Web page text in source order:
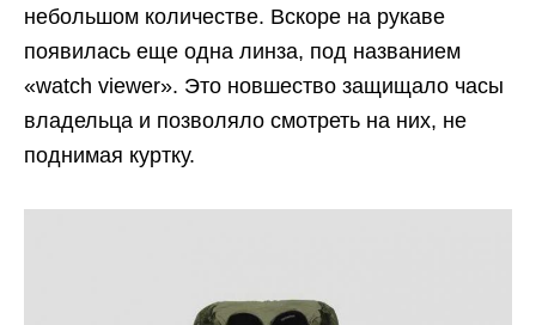
небольшом количестве. Вскоре на рукаве
появилась еще одна линза, под названием
«watch viewer». Это новшество защищало часы
владельца и позволяло смотреть на них, не
поднимая куртку.